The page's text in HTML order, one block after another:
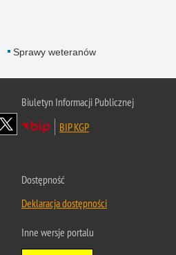
Sprawy weteranów
Biuletyn Informacji Publicznej
BIP KGP
Dostępność
Deklaracja dostępności
Inne wersje portalu